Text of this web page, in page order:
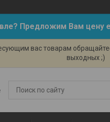
Предложим Вам цену
вас товарам
выходных ;)